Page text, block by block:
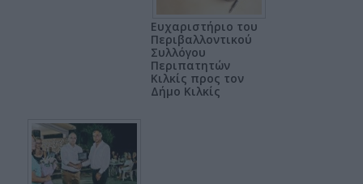
Ευχαριστήριο του
Περιβαλλοντικού
Συλλόγου
Περιπατητών
Κιλκίς προς τον
Δήμο Κιλκίς